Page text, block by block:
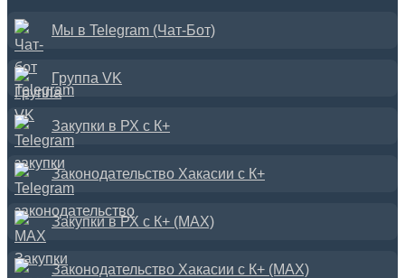
Мы в Telegram (Чат-Бот)
Группа VK
Закупки в РХ с К+
Законодательство Хакасии с К+
Закупки в РХ с К+ (MAX)
Законодательство Хакасии с К+ (MAX)